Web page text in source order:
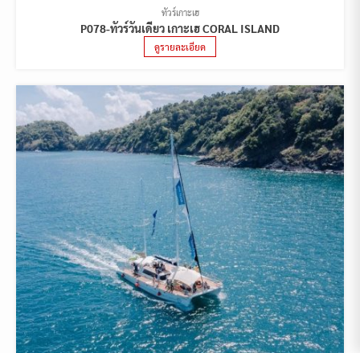
ทัวร์เกาะเฮ
P078-ทัวร์วันเดียว เกาะเฮ CORAL ISLAND
ดูรายละเอียด